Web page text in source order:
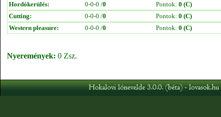
Hordókerülés:
0-0-0 /0 Pontok: 0 (C)
Cutting:
0-0-0 /0 Pontok: 0 (C)
Western pleasure:
0-0-0 /0 Pontok: 0 (C)
Nyeremények: 0 Zsz.